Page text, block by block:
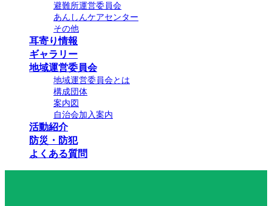
避難所運営委員会
あんしんケアセンター
その他
耳寄り情報
ギャラリー
地域運営委員会
地域運営委員会とは
構成団体
案内図
自治会加入案内
活動紹介
防災・防犯
よくある質問